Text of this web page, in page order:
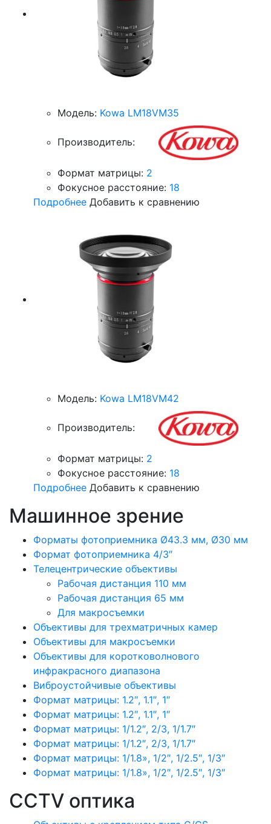
Модель: Kowa LM18VM35
Производитель:
Формат матрицы: 2
Фокусное расстояние: 18
Подробнее Добавить к сравнению
Модель: Kowa LM18VM42
Производитель:
Формат матрицы: 2
Фокусное расстояние: 18
Подробнее Добавить к сравнению
Машинное зрение
Форматы фотоприемника Ø43.3 мм, Ø30 мм
Формат фотоприемника 4/3″
Телецентрические объективы
Рабочая дистанция 110 мм
Рабочая дистанция 65 мм
Для макросъемки
Объективы для трехматричных камер
Объективы для макросъемки
Объективы для коротковолнового
инфракрасного диапазона
Виброустойчивые объективы
Формат матрицы: 1.2″, 1.1″, 1″
Формат матрицы: 1.2″, 1.1″, 1″
Формат матрицы: 1/1.2″, 2/3, 1/1.7″
Формат матрицы: 1/1.2″, 2/3, 1/1.7″
Формат матрицы: 1/1.8», 1/2″, 1/2.5″, 1/3″
Формат матрицы: 1/1.8», 1/2″, 1/2.5″, 1/3″
CCTV оптика